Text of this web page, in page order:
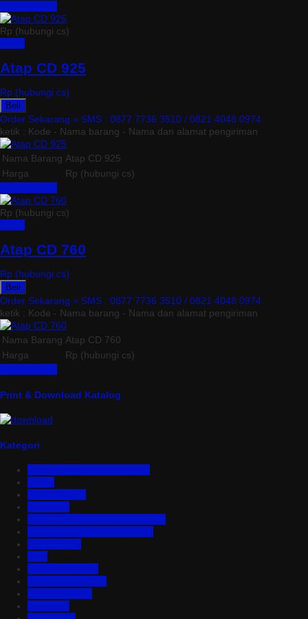
Rp (hubungi cs)
Atap CD 925
Rp (hubungi cs)
Beli
Order Sekarang » SMS : 0877 7736 3510 / 0821 4048 0974
ketik : Kode - Nama barang - Nama dan alamat pengiriman
Nama Barang Atap CD 925
Harga
Rp (hubungi cs)
Rp (hubungi cs)
Atap CD 760
Rp (hubungi cs)
Beli
Order Sekarang » SMS : 0877 7736 3510 / 0821 4048 0974
ketik : Kode - Nama barang - Nama dan alamat pengiriman
Nama Barang Atap CD 760
Harga
Rp (hubungi cs)
Print & Download Katalog
Kategori